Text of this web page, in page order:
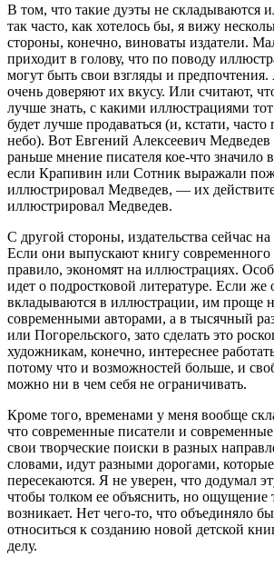
В том, что такие дуэты не складываются
так часто, как хотелось бы, я вижу
стороны, конечно, виноваты издатели.
приходит в голову, что по поводу
могут быть свои взгляды и
очень доверяют их вкусу. Или считают,
лучше знать, с какими иллюстрациями
будет лучше продаваться (и, кстати,
небо). Вот Евгений Алексеевич Медведев
раньше мнение писателя кое-что значило
если Крапивин или Сотник выражали
иллюстрировал Медведев, — их
иллюстрировал Медведев.
С другой стороны, издательства сейчас
Если они выпускают книгу современного
правило, экономят на иллюстрациях.
идет о подростковой литературе. Если же
вкладываются в иллюстрации, им проще
современными авторами, а в тысячный
или Погорельского, зато сделать это
художникам, конечно, интереснее
потому что и возможностей больше, и
можно ни в чем себя не ограничивать.
Кроме того, временами у меня вообще
что современные писатели и
свои творческие поиски в разных
словами, идут разными дорогами,
пересекаются. Я не уверен, что додумал
чтобы толком ее объяснить, но ощущение
возникает. Нет чего-то, что объединяло
относиться к созданию новой детской
делу.